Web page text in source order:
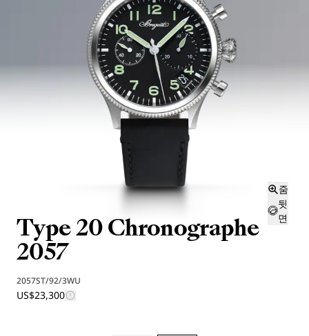
줌
뒷
면
Type 20 Chronographe
2057
2057ST/92/3WU
US$23,300